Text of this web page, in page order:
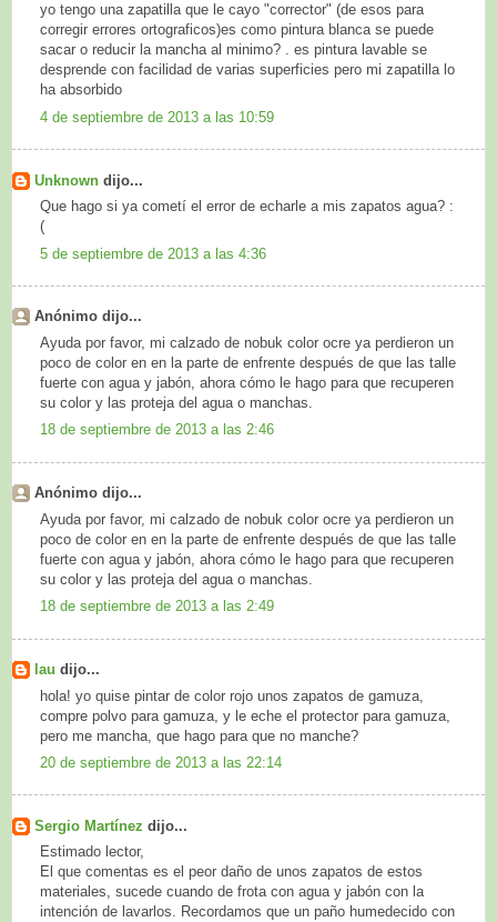
yo tengo una zapatilla que le cayo "corrector" (de esos para
corregir errores ortograficos)es como pintura blanca se puede
sacar o reducir la mancha al minimo? . es pintura lavable se
desprende con facilidad de varias superficies pero mi zapatilla lo
ha absorbido
4 de septiembre de 2013 a las 10:59
Unknown dijo...
Que hago si ya cometí el error de echarle a mis zapatos agua? :
(
5 de septiembre de 2013 a las 4:36
Anónimo dijo...
Ayuda por favor, mi calzado de nobuk color ocre ya perdieron un
poco de color en en la parte de enfrente después de que las talle
fuerte con agua y jabón, ahora cómo le hago para que recuperen
su color y las proteja del agua o manchas.
18 de septiembre de 2013 a las 2:46
Anónimo dijo...
Ayuda por favor, mi calzado de nobuk color ocre ya perdieron un
poco de color en en la parte de enfrente después de que las talle
fuerte con agua y jabón, ahora cómo le hago para que recuperen
su color y las proteja del agua o manchas.
18 de septiembre de 2013 a las 2:49
lau dijo...
hola! yo quise pintar de color rojo unos zapatos de gamuza,
compre polvo para gamuza, y le eche el protector para gamuza,
pero me mancha, que hago para que no manche?
20 de septiembre de 2013 a las 22:14
Sergio Martínez dijo...
Estimado lector,
El que comentas es el peor daño de unos zapatos de estos
materiales, sucede cuando de frota con agua y jabón con la
intención de lavarlos. Recordamos que un paño humedecido con